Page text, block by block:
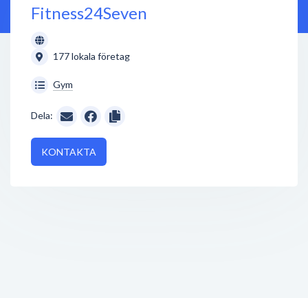
Fitness24Seven
177 lokala företag
Gym
Dela:
KONTAKTA